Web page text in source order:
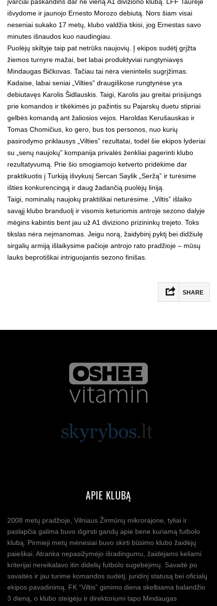
išvydome ir jaunojo Ernesto Morozo debiutą. Nors šiam visai
neseniai sukako 17 metų, klubo valdžia tikisi, jog Ernestas savo
minutes išnaudos kuo naudingiau.
Puolėjų skiltyje taip pat netrūks naujovių. Į ekipos sudėtį grįžta
žiemos turnyre mažai, bet labai produktyviai rungtyniavęs
Mindaugas Bičkovas. Tačiau tai nėra vienintelis sugrįžimas.
Kadaise, labai seniai „Vilties” draugiškose rungtynėse yra
debiutavęs Karolis Šidlauskis. Taigi, Karolis jau greitai prisijungs
prie komandos ir tikėkimės jo pažintis su Pajarskų duetu stipriai
gelbės komandą ant žaliosios vejos. Haroldas Kerušauskas ir
Tomas Chomičius, ko gero, bus tos personos, nuo kurių
pasirodymo priklausys „Vilties” rezultatai, todėl šie ekipos lyderiai
su „senų naujokų” kompanija privalės ženkliai pagerinti klubo
rezultatyvumą. Prie šio smogiamojo ketverto pridėkime dar
praktikuotis į Turkiją išvykusį Sercan Saylik „Seržą” ir turėsime
išties konkurencingą ir daug žadančią puolėjų liniją.
Taigi, nominalių naujokų praktiškai neturėsime. „Viltis” išlaiko
savąjį klubo branduolį ir visomis keturiomis antroje sezono dalyje
mėgins kabintis bent jau už A1 diviziono prizininkų trejeto. Toks
tikslas nėra neįmanomas. Jeigu norą, žaidybinį pyktį bei didžiulę
sirgalių armiją išlaikysime pačioje antrojo rato pradžioje – mūsų
lauks beprotiškai intriguojantis sezono finišas.
SHARE
APIE KLUBĄ
2008 metų pradžioje, Vilniaus Žirmūnų mikrorajone, tyliai ir
paslapčia galima buvo išgirsti gandų apie bene kuriamą futbolo
klubą. Pirmieji metų mėnesiai buvo skirti būsimo klubo žaidėjų
paieškai. Atranka nepasižymėjo išradingumu, žaidėjams keliami
kriterijai nereikalavo itin didelių futbolo sugebėjimų. Savaitė po
savaitės ir jau turime komandos sudėtį, juridinį statusą bei oficialų
ekipos pavadinimą. FK “Viltis” gimimo diena skelbiama balandžio
3 dieną, o klubo steigėju ir direktoriumi tapo Mindaugas